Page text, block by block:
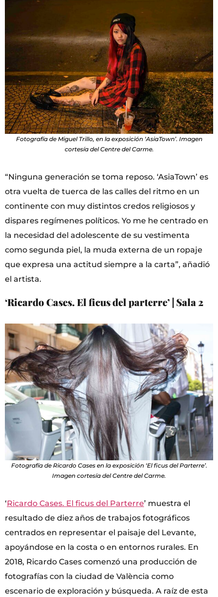
Fotografía de Miguel Trillo, en la exposición ‘AsiaTown’. Imagen
cortesía del Centre del Carme.
“Ninguna generación se toma reposo. ‘AsiaTown’ es
otra vuelta de tuerca de las calles del ritmo en un
continente con muy distintos credos religiosos y
dispares regímenes políticos. Yo me he centrado en
la necesidad del adolescente de su vestimenta
como segunda piel, la muda externa de un ropaje
que expresa una actitud siempre a la carta”, añadió
el artista.
‘Ricardo Cases. El ficus del parterre’ | Sala 2
Fotografía de Ricardo Cases en la exposición ‘El ficus del Parterre’.
Imagen cortesía del Centre del Carme.
‘Ricardo Cases. El ficus del Parterre’ muestra el
resultado de diez años de trabajos fotográficos
centrados en representar el paisaje del Levante,
apoyándose en la costa o en entornos rurales. En
2018, Ricardo Cases comenzó una producción de
fotografías con la ciudad de València como
escenario de exploración y búsqueda. A raíz de esta